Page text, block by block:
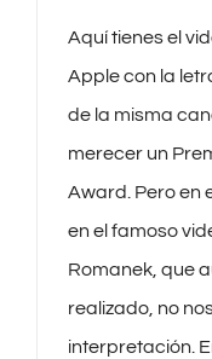
Aquí tienes el
Apple con la
de la misma
merecer un
Award. Pero en
en el famoso
Romanek, que
realizado, no
interpretación.